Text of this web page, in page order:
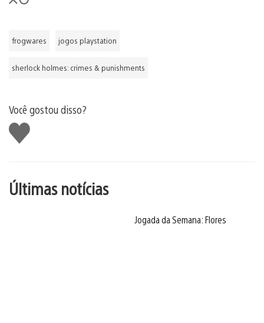
frogwares jogos playstation
sherlock holmes: crimes & punishments
Você gostou disso?
Curtir
Últimas notícias
Jogada da Semana: Flores